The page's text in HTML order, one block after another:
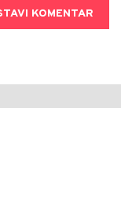
KOMENTAR